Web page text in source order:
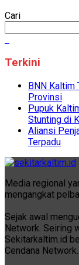
Cari
Terkini
BNN Kaltim
Provinsi
Pupuk
Stunting di
Aliansi
Terpadu
Media regional
mengangkat
Sejak awal
Network. Seiring
Sekitarkaltim.id
Cendana Network.